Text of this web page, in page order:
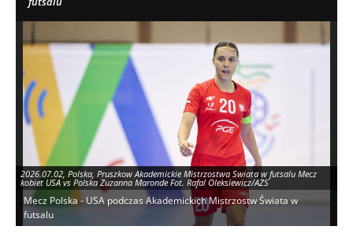
2026.07.02, Polska, Pruszkow Akademickie Mistrzostwa Swiata w futsalu Mecz
kobiet USA vs Polska Zuzanna Maronde Fot. Rafal Oleksiewicz/AZS
Mecz Polska - USA podczas Akademickich Mistrzostw Świata w
futsalu